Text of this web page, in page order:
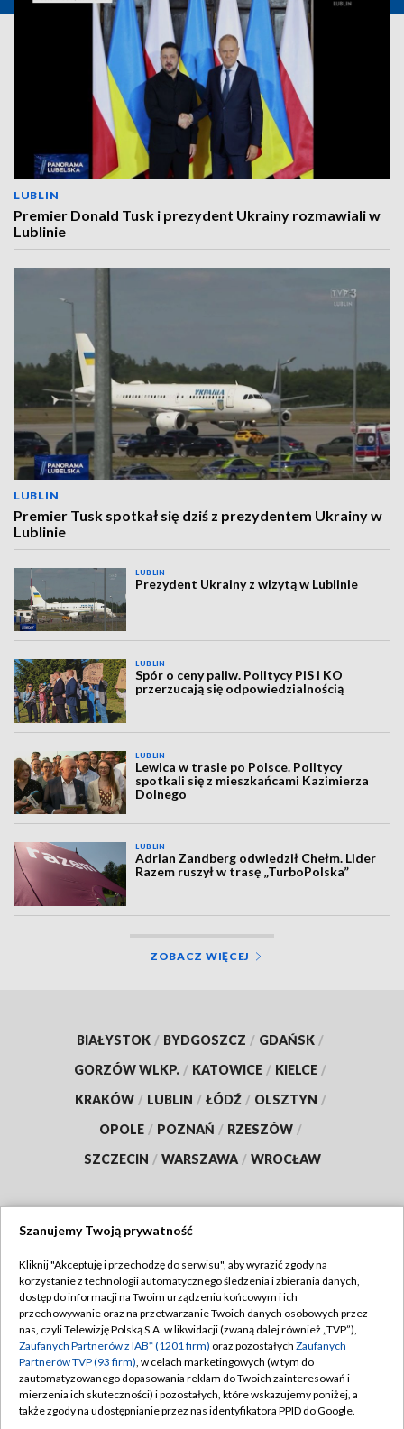
LUBLIN
Premier Donald Tusk i prezydent Ukrainy rozmawiali w
Lublinie
LUBLIN
Premier Tusk spotkał się dziś z prezydentem Ukrainy w
Lublinie
LUBLIN
Prezydent Ukrainy z wizytą w Lublinie
LUBLIN
Spór o ceny paliw. Politycy PiS i KO
przerzucają się odpowiedzialnością
LUBLIN
Lewica w trasie po Polsce. Politycy
spotkali się z mieszkańcami Kazimierza
Dolnego
LUBLIN
Adrian Zandberg odwiedził Chełm. Lider
Razem ruszył w trasę „TurboPolska”
ZOBACZ WIĘCEJ
BIAŁYSTOK / BYDGOSZCZ / GDAŃSK /
GORZÓW WLKP. / KATOWICE / KIELCE /
KRAKÓW / LUBLIN / ŁÓDŹ / OLSZTYN /
OPOLE / POZNAŃ / RZESZÓW /
SZCZECIN / WARSZAWA / WROCŁAW
TVP
Abonament TVP
Emisja w TVP
Centrum informacji TVP
Naziemna Telewizja Cyfrowa
Regulamin TVP
Polityka prywatności
Moje zgody
Pomoc
Szanujemy Twoją prywatność
Kliknij "Akceptuję i przechodzę do serwisu", aby wyrazić zgody na
korzystanie z technologii automatycznego śledzenia i zbierania danych,
dostęp do informacji na Twoim urządzeniu końcowym i ich
przechowywanie oraz na przetwarzanie Twoich danych osobowych przez
nas, czyli Telewizję Polską S.A. w likwidacji (zwaną dalej również „TVP”),
Zaufanych Partnerów z IAB* (1201 firm) oraz pozostałych Zaufanych
Partnerów TVP (93 firm), w celach marketingowych (w tym do
zautomatyzowanego dopasowania reklam do Twoich zainteresowań i
mierzenia ich skuteczności) i pozostałych, które wskazujemy poniżej, a
także zgody na udostępnianie przez nas identyfikatora PPID do Google.